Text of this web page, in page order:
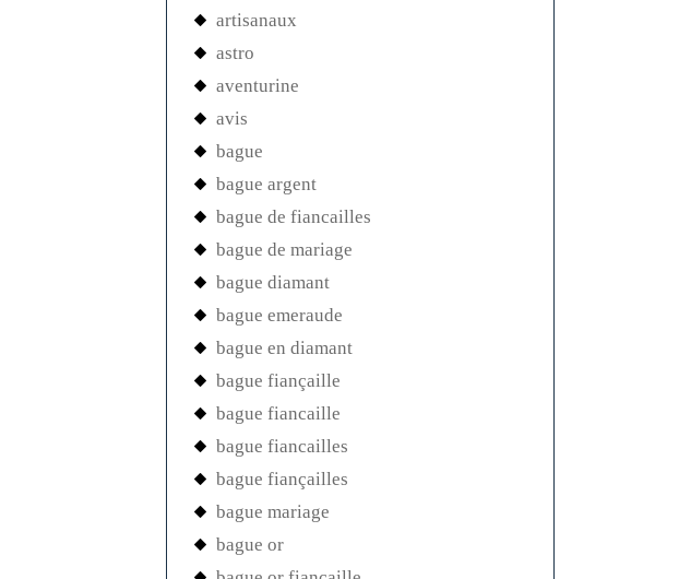
artisanaux
astro
aventurine
avis
bague
bague argent
bague de fiancailles
bague de mariage
bague diamant
bague emeraude
bague en diamant
bague fiançaille
bague fiancaille
bague fiancailles
bague fiançailles
bague mariage
bague or